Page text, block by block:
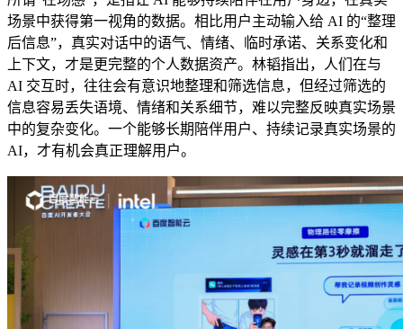
场景中获得第一视角的数据。相比用户主动输入给 AI 的“整理
后信息”，真实对话中的语气、情绪、临时承诺、关系变化和
上下文，才是更完整的个人数据资产。林韬指出，人们在与
AI 交互时，往往会有意识地整理和筛选信息，但经过筛选的
信息容易丢失语境、情绪和关系细节，难以完整反映真实场景
中的复杂变化。一个能够长期陪伴用户、持续记录真实场景的
AI，才有机会真正理解用户。